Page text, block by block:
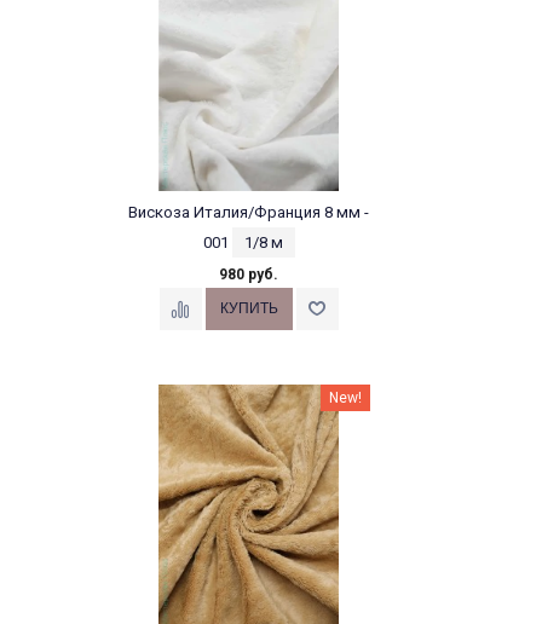
Вискоза Италия/Франция 8 мм -
001
1/8 м
980 руб.
New!